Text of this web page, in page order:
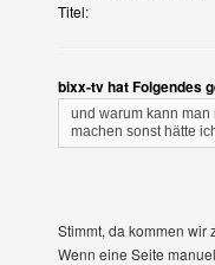
Profile anzeigen
Titel:
bixx-tv hat Folgendes
und warum kann
machen sonst hätte
Stimmt, da kommen wir
Wenn eine Seite